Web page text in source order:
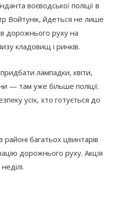
воєводської поліції в
Войтунік, йдеться не лише
дорожнього руху на
кладовищ і ринків.
лампадки, квіти,
— там уже більше поліції.
усіх, хто готується до
районі багатьох цвинтарів
дорожнього руху. Акція